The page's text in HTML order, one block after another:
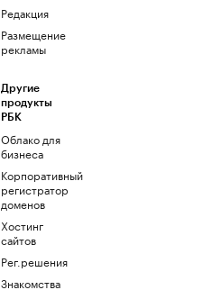
Редакция
Размещение
рекламы
Другие
продукты
РБК
Облако для
бизнеса
Корпоративный
регистратор
доменов
Хостинг
сайтов
Рег.решения
Знакомства